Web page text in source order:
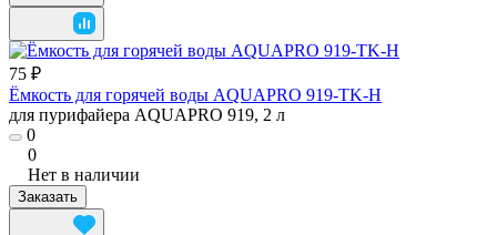
75 ₽
Ёмкость для горячей воды AQUAPRO 919-TK-H
для пурифайера AQUAPRO 919, 2 л
0
0
Нет в наличии
Заказать